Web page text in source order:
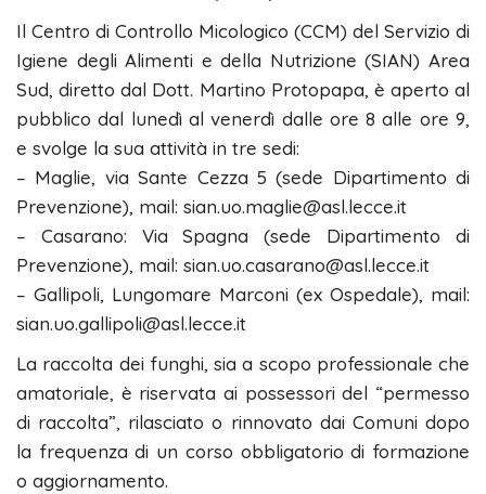
Il Centro di Controllo Micologico (CCM) del Servizio di
Igiene degli Alimenti e della Nutrizione (SIAN) Area
Sud, diretto dal Dott. Martino Protopapa, è aperto al
pubblico dal lunedì al venerdì dalle ore 8 alle ore 9,
e svolge la sua attività in tre sedi:
– Maglie, via Sante Cezza 5 (sede Dipartimento di
Prevenzione), mail: sian.uo.maglie@asl.lecce.it
– Casarano: Via Spagna (sede Dipartimento di
Prevenzione), mail: sian.uo.casarano@asl.lecce.it
– Gallipoli, Lungomare Marconi (ex Ospedale), mail:
sian.uo.gallipoli@asl.lecce.it
La raccolta dei funghi, sia a scopo professionale che
amatoriale, è riservata ai possessori del “permesso
di raccolta”, rilasciato o rinnovato dai Comuni dopo
la frequenza di un corso obbligatorio di formazione
o aggiornamento.